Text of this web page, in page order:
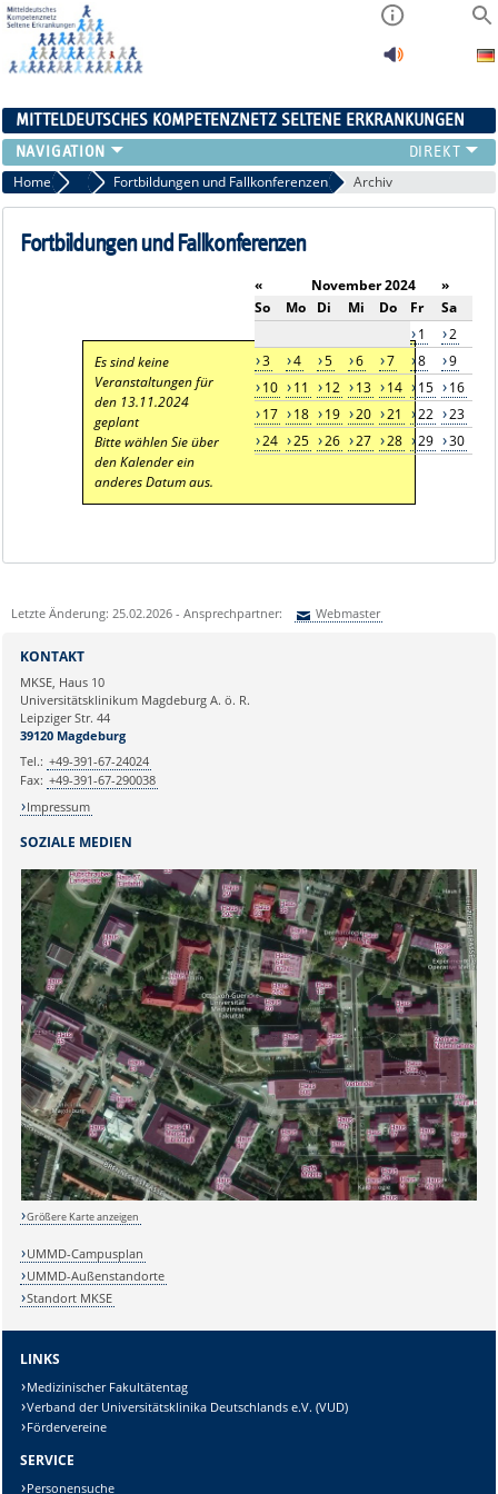
MITTELDEUTSCHES KOMPETENZNETZ SELTENE ERKRANKUNGEN
ÜBERSICHT
A-ZENTRUM
FACHZENTREN
AKTUELLES
Home AktuellesFortbildungen und Fallkonferenzen Archiv
Fortbildungen und Fallkonferenzen
« November 2024
»
So
Mo Di Mi Do Fr
Sa
1
2
3
4 5 6 7 8
9
10
11 12 13 14 15
16
17
18 19 20 21 22
23
24
25 26 27 28 29 30
Es sind keine
Veranstaltungen für
den 13.11.2024
geplant
Bitte wählen Sie über
den Kalender ein
anderes Datum aus.
Letzte Änderung: 25.02.2026 - Ansprechpartner: Webmaster
Ihre E-Mailadresse:
Ihr Anliegen:
Sicherheitsabfrage:
SOZIALE MEDIEN
KONTAKT
MKSE, Haus 10
Universitätsklinikum Magdeburg A. ö. R.
Leipziger Str. 44
39120 Magdeburg
Tel.: +49-391-67-24024
Fax: +49-391-67-290038
Impressum
Größere Karte anzeigen
UMMD-Campusplan
UMMD-Außenstandorte
Standort MKSE
LINKS
Medizinischer Fakultätentag
Verband der Universitätsklinika Deutschlands e.V. (VUD)
Fördervereine
SERVICE
Personensuche